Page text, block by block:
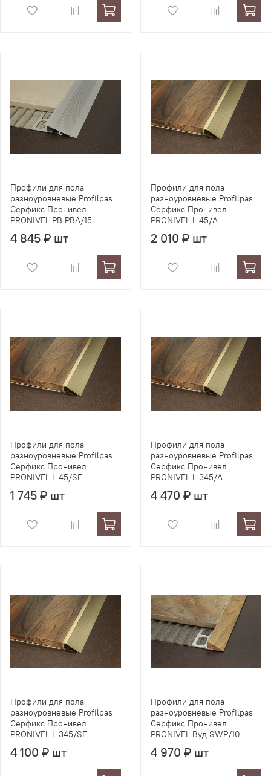
Профили для пола
разноуровневые Profilpas
Серфикс Пронивел
PRONIVEL PB PBA/15
4 845 ₽ шт
Профили для пола
разноуровневые Profilpas
Серфикс Пронивел
PRONIVEL L 45/A
2 010 ₽ шт
Профили для пола
разноуровневые Profilpas
Серфикс Пронивел
PRONIVEL L 45/SF
1 745 ₽ шт
Профили для пола
разноуровневые Profilpas
Серфикс Пронивел
PRONIVEL L 345/A
4 470 ₽ шт
Профили для пола
разноуровневые Profilpas
Серфикс Пронивел
PRONIVEL L 345/SF
4 100 ₽ шт
Профили для пола
разноуровневые Profilpas
Серфикс Пронивел
PRONIVEL Вуд SWP/10
4 970 ₽ шт